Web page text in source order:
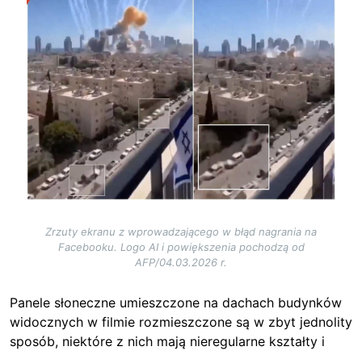
Zrzuty ekranu z wprowadzającego w błąd nagrania na
Facebooku. Logo AI i powiększenia pochodzą od
AFP/04.03.2026 r.
Panele słoneczne umieszczone na dachach budynków
widocznych w filmie rozmieszczone są w zbyt jednolity
sposób, niektóre z nich mają nieregularne kształty i